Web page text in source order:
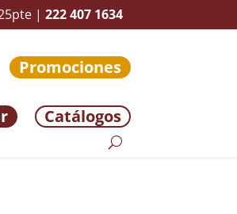
| 222 407 1634
Promociones
Catálogos